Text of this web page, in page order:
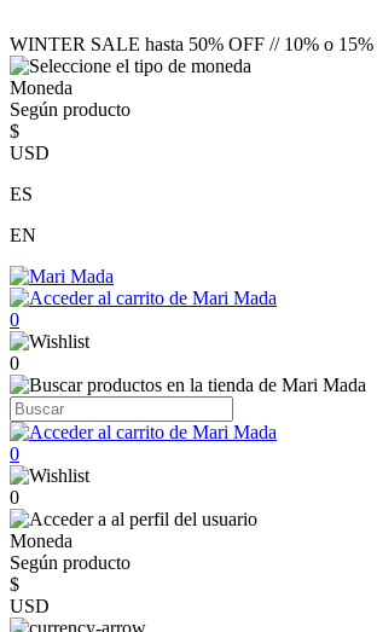
WINTER SALE hasta 50% OFF // 10% o
Moneda
Según producto
$
USD
ES
EN
0
0
0
0
Moneda
Según producto
$
USD